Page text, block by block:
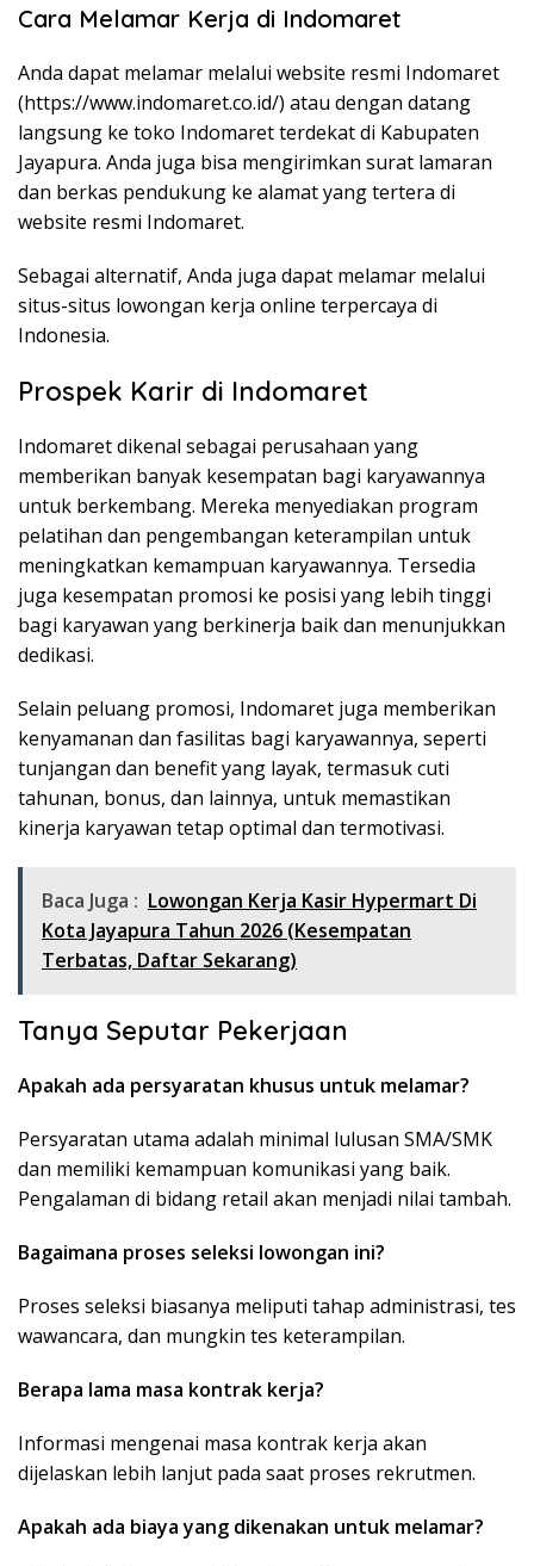
Cara Melamar Kerja di Indomaret
Anda dapat melamar melalui website resmi Indomaret
(https://www.indomaret.co.id/) atau dengan datang
langsung ke toko Indomaret terdekat di Kabupaten
Jayapura. Anda juga bisa mengirimkan surat lamaran
dan berkas pendukung ke alamat yang tertera di
website resmi Indomaret.
Sebagai alternatif, Anda juga dapat melamar melalui
situs-situs lowongan kerja online terpercaya di
Indonesia.
Prospek Karir di Indomaret
Indomaret dikenal sebagai perusahaan yang
memberikan banyak kesempatan bagi karyawannya
untuk berkembang. Mereka menyediakan program
pelatihan dan pengembangan keterampilan untuk
meningkatkan kemampuan karyawannya. Tersedia
juga kesempatan promosi ke posisi yang lebih tinggi
bagi karyawan yang berkinerja baik dan menunjukkan
dedikasi.
Selain peluang promosi, Indomaret juga memberikan
kenyamanan dan fasilitas bagi karyawannya, seperti
tunjangan dan benefit yang layak, termasuk cuti
tahunan, bonus, dan lainnya, untuk memastikan
kinerja karyawan tetap optimal dan termotivasi.
Baca Juga : Lowongan Kerja Kasir Hypermart Di
Kota Jayapura Tahun 2026 (Kesempatan
Terbatas, Daftar Sekarang)
Tanya Seputar Pekerjaan
Apakah ada persyaratan khusus untuk melamar?
Persyaratan utama adalah minimal lulusan SMA/SMK
dan memiliki kemampuan komunikasi yang baik.
Pengalaman di bidang retail akan menjadi nilai tambah.
Bagaimana proses seleksi lowongan ini?
Proses seleksi biasanya meliputi tahap administrasi, tes
wawancara, dan mungkin tes keterampilan.
Berapa lama masa kontrak kerja?
Informasi mengenai masa kontrak kerja akan
dijelaskan lebih lanjut pada saat proses rekrutmen.
Apakah ada biaya yang dikenakan untuk melamar?